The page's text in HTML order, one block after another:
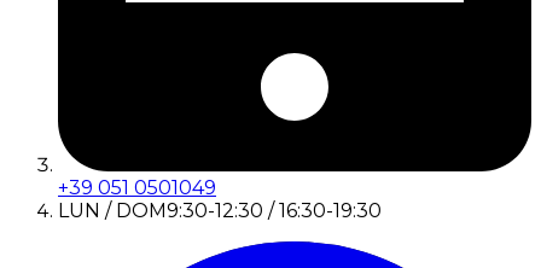
+39 051 0501049
LUN / DOM9:30-12:30 / 16:30-19:30